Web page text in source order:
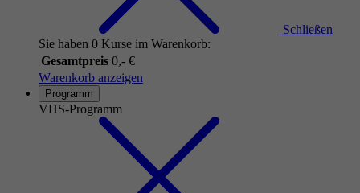
Schließen
Sie haben 0 Kurse im Warenkorb:
Gesamtpreis 0,- €
Warenkorb anzeigen
Programm
VHS-Programm